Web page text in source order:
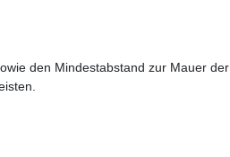
den Mindestabstand zur Mauer der